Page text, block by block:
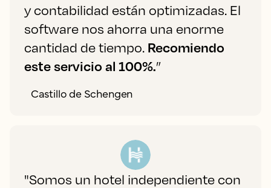
y contabilidad están optimizadas. El
software nos ahorra una enorme
cantidad de tiempo. Recomiendo
este servicio al 100%.”
Castillo de Schengen
"Somos un hotel independiente con